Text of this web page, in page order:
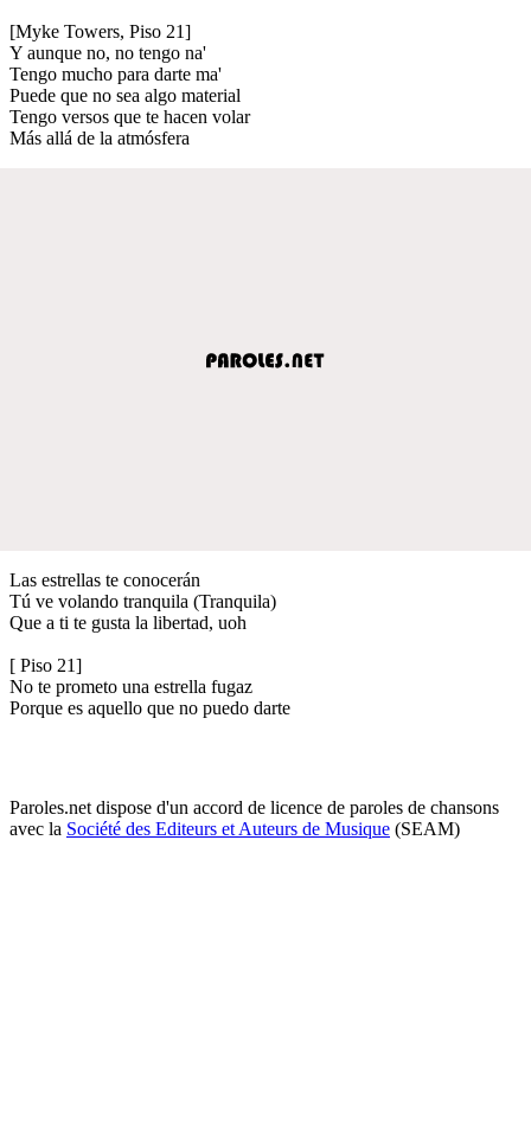
[Myke Towers, Piso 21]
Y aunque no, no tengo na'
Tengo mucho para darte ma'
Puede que no sea algo material
Tengo versos que te hacen volar
Más allá de la atmósfera
Las estrellas te conocerán
Tú ve volando tranquila (Tranquila)
Que a ti te gusta la libertad, uoh
[ Piso 21]
No te prometo una estrella fugaz
Porque es aquello que no puedo darte
Paroles.net dispose d'un accord de licence de paroles de chansons
avec la Société des Editeurs et Auteurs de Musique (SEAM)